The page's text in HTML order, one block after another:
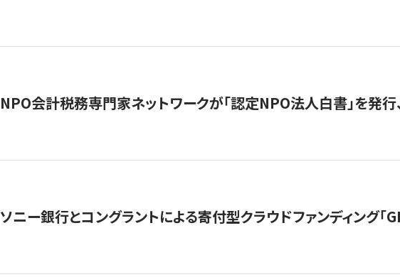
NPO会計税務専門家ネットワークが「認定NPO法人白書」を発
ソニー銀行とコングラントによる寄付型クラウドファンディング